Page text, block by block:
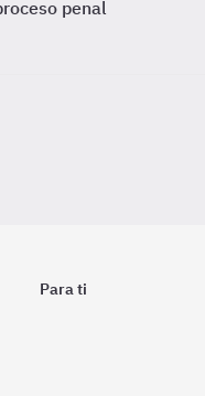
penal
Para ti